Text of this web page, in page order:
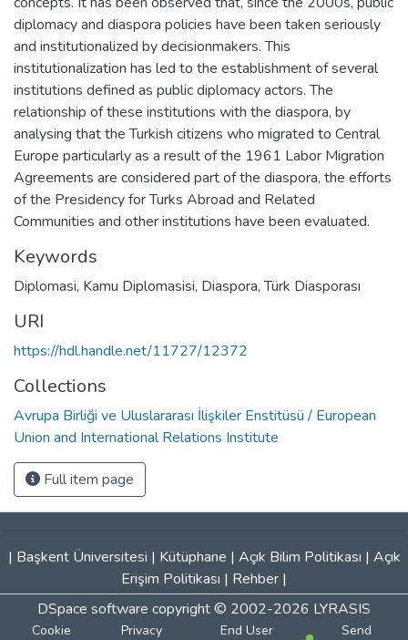
diplomacy and diaspora policies have been taken seriously
and institutionalized by decisionmakers. This
institutionalization has led to the establishment of several
institutions defined as public diplomacy actors. The
relationship of these institutions with the diaspora, by
analysing that the Turkish citizens who migrated to Central
Europe particularly as a result of the 1961 Labor Migration
Agreements are considered part of the diaspora, the efforts
of the Presidency for Turks Abroad and Related
Communities and other institutions have been evaluated.
Keywords
Diplomasi, Kamu Diplomasisi, Diaspora,Türk Diasporası
URI
https://hdl.handle.net/11727/12372
Collections
Avrupa Birliği ve Uluslararası İlişkiler Enstitüsü / European
Union and International Relations Institute
Full item page
| Başkent Üniversitesi | Kütüphane | Açık Bilim Politikası | Açık
Erişim Politikası | Rehber |
DSpace software copyright © 2002-2026 LYRASIS
Cookie Privacy End User Send